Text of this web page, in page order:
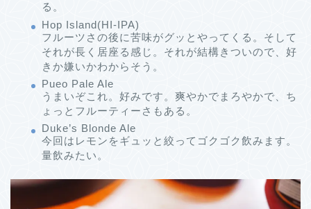
る。
Hop Island(HI-IPA)
フルーツさの後に苦味がグッとやってくる。そして
それが長く居座る感じ。それが結構きついので、好
きか嫌いかわからそう。
Pueo Pale Ale
うまいぞこれ。好みです。爽やかでまろやかで、ち
ょっとフルーティーさもある。
Duke’s Blonde Ale
今回はレモンをギュッと絞ってゴクゴク飲みます。
量飲みたい。